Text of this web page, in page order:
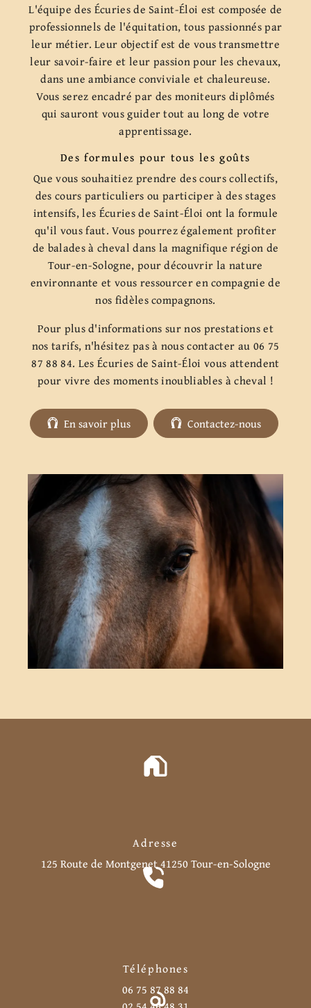
L'équipe des Écuries de Saint-Éloi est composée de
professionnels de l'équitation, tous passionnés par
leur métier. Leur objectif est de vous transmettre
leur savoir-faire et leur passion pour les chevaux,
dans une ambiance conviviale et chaleureuse.
Vous serez encadré par des moniteurs diplômés
qui sauront vous guider tout au long de votre
apprentissage.
Des formules pour tous les goûts
Que vous souhaitiez prendre des cours collectifs,
des cours particuliers ou participer à des stages
intensifs, les Écuries de Saint-Éloi ont la formule
qu'il vous faut. Vous pourrez également profiter
de balades à cheval dans la magnifique région de
Tour-en-Sologne, pour découvrir la nature
environnante et vous ressourcer en compagnie de
nos fidèles compagnons.
Pour plus d'informations sur nos prestations et
nos tarifs, n'hésitez pas à nous contacter au 06 75
87 88 84. Les Écuries de Saint-Éloi vous attendent
pour vivre des moments inoubliables à cheval !
En savoir plus Contactez-nous
Adresse
125 Route de Montgenet41250 Tour-en-Sologne
Téléphones
06 75 87 88 84